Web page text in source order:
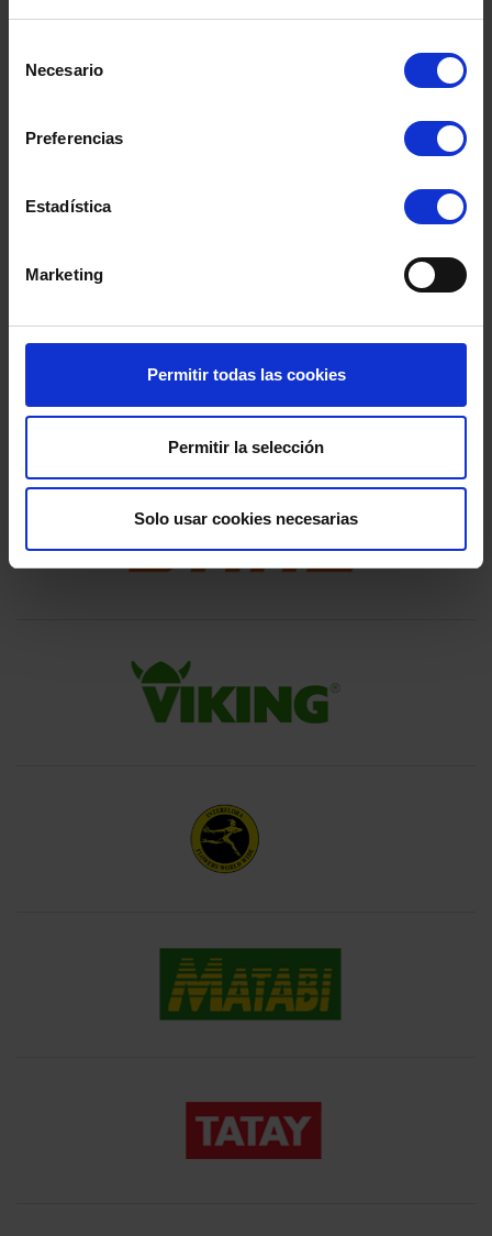
Necesario
Preferencias
Estadística
Marketing
Permitir todas las cookies
Permitir la selección
Solo usar cookies necesarias
Trabajamos con,
ALTUNA.
CATRAL.
MATABI.
FERLUX.
HEAVE.
FLOWER.